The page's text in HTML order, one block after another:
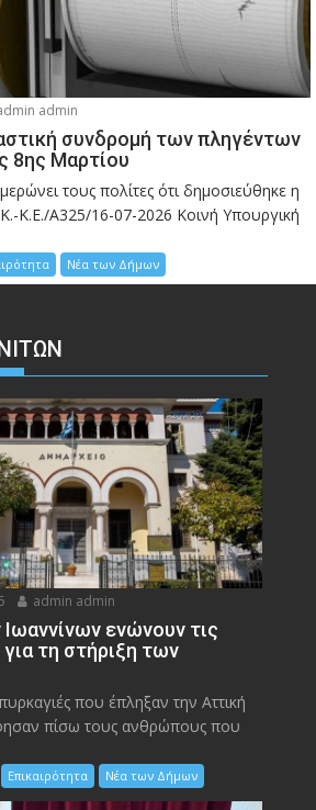
admin
συνδρομή των πληγέντων
8ης Μαρτίου
τους πολίτες ότι δημοσιεύθηκε η
Κ.Ε./Α325/16-07-2026 Κοινή Υπουργική
Νέα των Δήμων
admin admin
ενώνουν τις
τη στήριξη των
που έπληξαν την Αττική
πίσω τους ανθρώπους που
Επικαιρότητα Νέα των Δήμων